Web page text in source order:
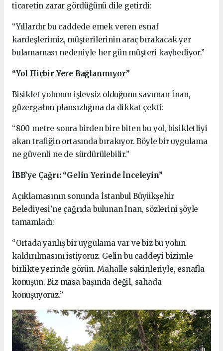
ticaretin zarar gördüğünü dile getirdi:
“Yıllardır bu caddede emek veren esnaf
kardeşlerimiz, müşterilerinin araç bırakacak yer
bulamaması nedeniyle her gün müşteri kaybediyor.”
“Yol Hiçbir Yere Bağlanmıyor”
Bisiklet yolunun işlevsiz olduğunu savunan İnan,
güzergahın plansızlığına da dikkat çekti:
“800 metre sonra birden bire biten bu yol, bisikletliyi
akan trafiğin ortasında bırakıyor. Böyle bir uygulama
ne güvenli ne de sürdürülebilir.”
İBB’ye Çağrı: “Gelin Yerinde İnceleyin”
Açıklamasının sonunda İstanbul Büyükşehir
Belediyesi’ne çağrıda bulunan İnan, sözlerini şöyle
tamamladı:
“Ortada yanlış bir uygulama var ve biz bu yolun
kaldırılmasını istiyoruz. Gelin bu caddeyi bizimle
birlikte yerinde görün. Mahalle sakinleriyle, esnafla
konuşun. Biz masa başında değil, sahada
konuşuyoruz.”